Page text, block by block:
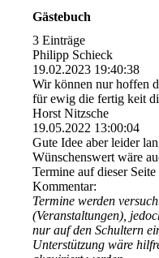
Gästebuch
3 Einträge
Philipp Schieck
19.02.2023 19:40:38
Wir können nur hoffen
für ewig die fertig keit
Horst Nitzsche
19.05.2022 13:00:04
Gute Idee aber leider
Wünschenswert wäre
Termine auf dieser Seite
Kommentar:
Termine werden
(Veranstaltungen),
nur auf den Schultern
Unterstützung wäre